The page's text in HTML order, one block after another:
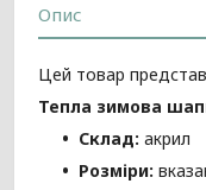
Опис
Цей товар
Тепла зимова
Склад: акрил
Розміри: